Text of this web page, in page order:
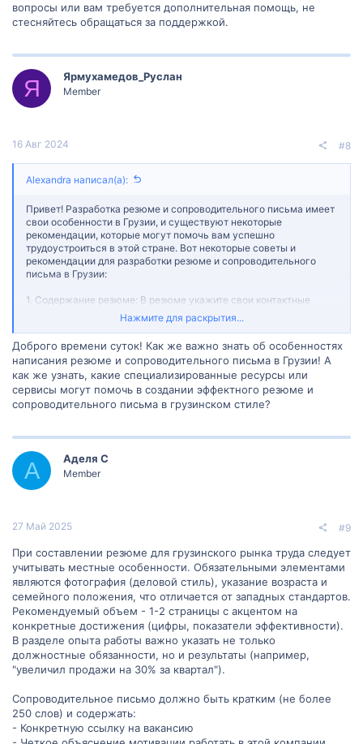
вопросы или вам требуется дополнительная помощь, не
стесняйтесь обращаться за поддержкой.
Я Ярмухамедов_Руслан
Member
16 Авг 2024 #8
Alexandra написал(а):
Привет! Разработка резюме и сопроводительного письма имеет
свои особенности в Грузии, и существуют некоторые
рекомендации, которые могут помочь вам успешно
трудоустроиться в этой стране. Вот некоторые советы и
рекомендации для разработки резюме и сопроводительного
письма в Грузии:
1. Содержание резюме: В резюме укажите свои контактные
данные, образование, опыт работы, навыки и достижения,
которые относятся к позиции, на которую вы претендуете.
привлечь внимание работодателя. Прежде чем отправить
резюме, убедитесь, что вы проверили его на грамматические и
орфографические ошибки.
2. Формат резюме: В Грузии распространен формат резюме в
траекторию и постепенное развитие ваших навыков и опыта.
Также укажите длительность работы на каждой позиции
3. Укажите языковые навыки: Если вы владеете несколькими
языками, особенно английским или русским, укажите это в
преимуществом во многих компаниях в Грузии.
укажите, почему вас привлекает данная вакансия и компания.
Подчеркните, какие навыки и опыт вы можете принести, чтобы
внести вклад в работу и достижение целей компании. Также
выделите свою мотивацию и заинтересованность в
долгосрочной карьере в компании.
5. Профессиональные контакты и рекомендации: Если у вас есть
профессиональные контакты или рекомендации, которые могут
подтвердить вашу работоспособность и надежность, укажите их
в вашем резюме или сопроводительном письме.
Также рекомендуется изучить конкретные требования и
ожидания в отрасли, в которой вы заинтересованы, чтобы ваше
резюме и сопроводительное письмо соответствовали этим
требованиям. Свяжитесь с профессионалами в вашей области
Нажмите для раскрытия...
Доброго времени суток! Как же важно знать об особенностях
написания резюме и сопроводительного письма в Грузии! А
как же узнать, какие специализированные ресурсы или
сервисы могут помочь в создании эффектного резюме и
сопроводительного письма в грузинском стиле?
А Аделя С
Member
27 Май 2025 #9
При составлении резюме для грузинского рынка труда следует
учитывать местные особенности. Обязательными элементами
являются фотография (деловой стиль), указание возраста и
семейного положения, что отличается от западных стандартов.
Рекомендуемый объем - 1-2 страницы с акцентом на
конкретные достижения (цифры, показатели эффективности).
В разделе опыта работы важно указать не только
должностные обязанности, но и результаты (например,
"увеличил продажи на 30% за квартал").
Сопроводительное письмо должно быть кратким (не более
250 слов) и содержать:
- Конкретную ссылку на вакансию